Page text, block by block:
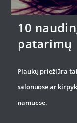
10
patarimų
Plaukų priežiūra
salonuose ar
namuose.